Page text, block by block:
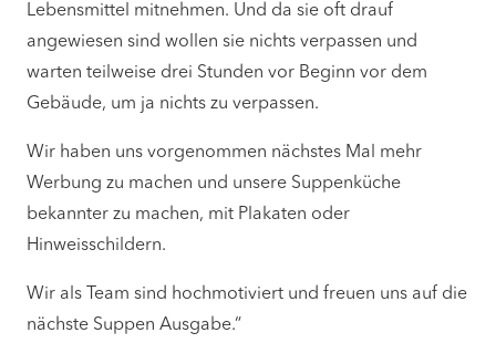
Lebensmittel mitnehmen. Und da sie oft drauf
angewiesen sind wollen sie nichts verpassen und
warten teilweise drei Stunden vor Beginn vor dem
Gebäude, um ja nichts zu verpassen.
Wir haben uns vorgenommen nächstes Mal mehr
Werbung zu machen und unsere Suppenküche
bekannter zu machen, mit Plakaten oder
Hinweisschildern.
Wir als Team sind hochmotiviert und freuen uns auf die
nächste Suppen Ausgabe.“